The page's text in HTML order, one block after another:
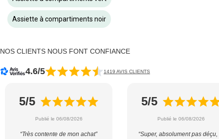
Assiette à compartiments noir
NOS CLIENTS NOUS FONT CONFIANCE
4.6/5 1419 AVIS CLIENTS
5/5
Publié le 06/08/2026
“Très contente de mon achat”
5/5
Publié le 06/08/2026
“Super, absolument pas déçu,